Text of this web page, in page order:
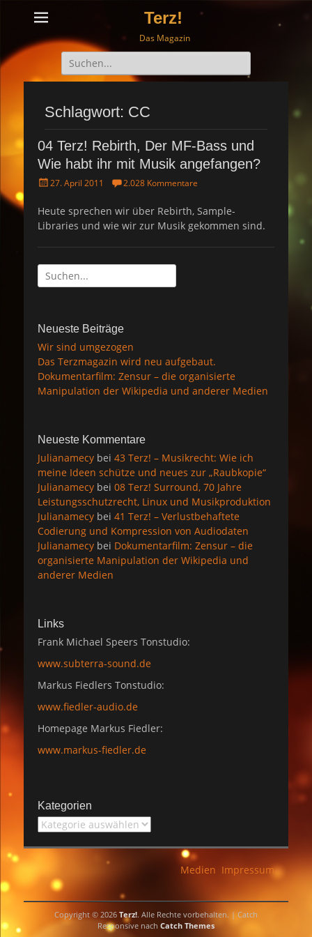
Terz!
Das Magazin
Suche
nach:
Schlagwort: CC
04 Terz! Rebirth, Der MF-Bass und
Wie habt ihr mit Musik angefangen?
P
s
t
e
d
27. April 2011 2.028 Kommentare
Heute sprechen wir über Rebirth, Sample-
Libraries und wie wir zur Musik gekommen sind.
Suche
nach:
Neueste Beiträge
Wir sind umgezogen
Das Terzmagazin wird neu aufgebaut.
Dokumentarfilm: Zensur – die organisierte
Manipulation der Wikipedia und anderer Medien
Neueste Kommentare
Julianamecy bei 43 Terz! – Musikrecht: Wie ich
meine Ideen schütze und neues zur „Raubkopie“
Julianamecy bei 08 Terz! Surround, 70 Jahre
Leistungsschutzrecht, Linux und Musikproduktion
Julianamecy bei 41 Terz! – Verlustbehaftete
Codierung und Kompression von Audiodaten
Julianamecy bei Dokumentarfilm: Zensur – die
organisierte Manipulation der Wikipedia und
anderer Medien
Links
Frank Michael Speers Tonstudio:
www.subterra-sound.de
Markus Fiedlers Tonstudio:
www.fiedler-audio.de
Homepage Markus Fiedler:
www.markus-fiedler.de
Kategorien
Kategorien
Medien Impressum
Copyright © 2026 Terz!. Alle Rechte vorbehalten. | Catch
Responsive nach Catch Themes